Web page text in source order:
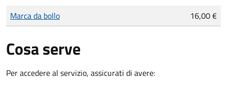
Tipo di pagamento
Importo
Marca da bollo 16,00 €
Cosa serve
Per accedere al servizio, assicurati di avere: